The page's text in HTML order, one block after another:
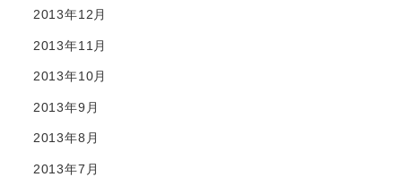
2013年12月
2013年11月
2013年10月
2013年9月
2013年8月
2013年7月